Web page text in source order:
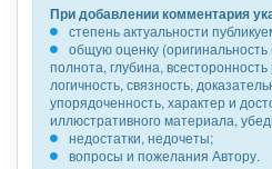
При добавлении комментария
степень актуальности
общую оценку (оригинальность
полнота, глубина,
логичность, связность,
упорядоченность, характер и
иллюстративного материала,
недостатки, недочеты;
вопросы и пожелания Автору.